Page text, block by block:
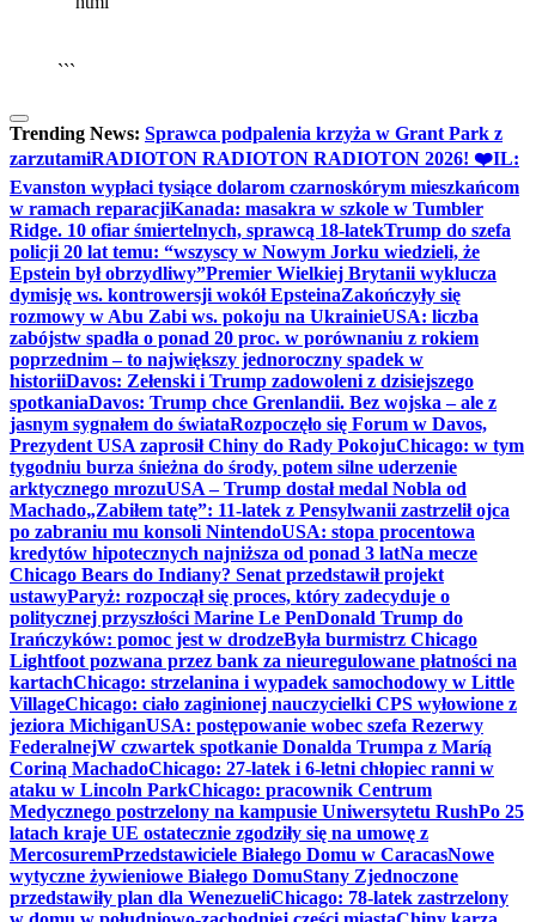
```
Trending News: Sprawca podpalenia krzyża w Grant Park z
zarzutamiRADIOTON RADIOTON RADIOTON 2026! ❤️IL:
Evanston wypłaci tysiące dolarom czarnoskórym mieszkańcom
w ramach reparacjiKanada: masakra w szkole w Tumbler
Ridge. 10 ofiar śmiertelnych, sprawcą 18-latekTrump do szefa
policji 20 lat temu: “wszyscy w Nowym Jorku wiedzieli, że
Epstein był obrzydliwy”Premier Wielkiej Brytanii wyklucza
dymisję ws. kontrowersji wokół EpsteinaZakończyły się
rozmowy w Abu Zabi ws. pokoju na UkrainieUSA: liczba
zabójstw spadła o ponad 20 proc. w porównaniu z rokiem
poprzednim – to największy jednoroczny spadek w
historiiDavos: Zełenski i Trump zadowoleni z dzisiejszego
spotkaniaDavos: Trump chce Grenlandii. Bez wojska – ale z
jasnym sygnałem do świataRozpoczęło się Forum w Davos,
Prezydent USA zaprosił Chiny do Rady PokojuChicago: w tym
tygodniu burza śnieżna do środy, potem silne uderzenie
arktycznego mrozuUSA – Trump dostał medal Nobla od
Machado„Zabiłem tatę”: 11-latek z Pensylwanii zastrzelił ojca
po zabraniu mu konsoli NintendoUSA: stopa procentowa
kredytów hipotecznych najniższa od ponad 3 latNa mecze
Chicago Bears do Indiany? Senat przedstawił projekt
ustawyParyż: rozpoczął się proces, który zadecyduje o
politycznej przyszłości Marine Le PenDonald Trump do
Irańczyków: pomoc jest w drodzeByła burmistrz Chicago
Lightfoot pozwana przez bank za nieuregulowane płatności na
kartachChicago: strzelanina i wypadek samochodowy w Little
VillageChicago: ciało zaginionej nauczycielki CPS wyłowione z
jeziora MichiganUSA: postępowanie wobec szefa Rezerwy
FederalnejW czwartek spotkanie Donalda Trumpa z Maríą
Coriną MachadoChicago: 27-latek i 6-letni chłopiec ranni w
ataku w Lincoln ParkChicago: pracownik Centrum
Medycznego postrzelony na kampusie Uniwersytetu RushPo 25
latach kraje UE ostatecznie zgodziły się na umowę z
MercosuremPrzedstawiciele Białego Domu w CaracasNowe
wytyczne żywieniowe Białego DomuStany Zjednoczone
przedstawiły plan dla WenezueliChicago: 78-latek zastrzelony